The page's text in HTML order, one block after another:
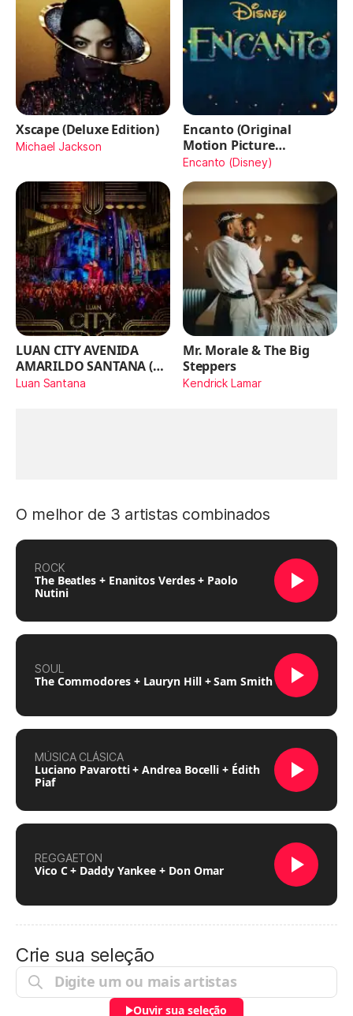
Xscape (Deluxe Edition)
Michael Jackson
Encanto (Original
Motion Picture
Soundtrack)
Encanto (Disney)
LUAN CITY AVENIDA
AMARILDO SANTANA (Ao
Vivo)
Luan Santana
Mr. Morale & The Big
Steppers
Kendrick Lamar
O melhor de 3 artistas combinados
ROCK
The Beatles + Enanitos Verdes + Paolo
Nutini
SOUL
The Commodores + Lauryn Hill + Sam Smith
MÚSICA CLÁSICA
Luciano Pavarotti + Andrea Bocelli + Édith
Piaf
REGGAETON
Vico C + Daddy Yankee + Don Omar
Crie sua seleção
Ouvir sua seleção